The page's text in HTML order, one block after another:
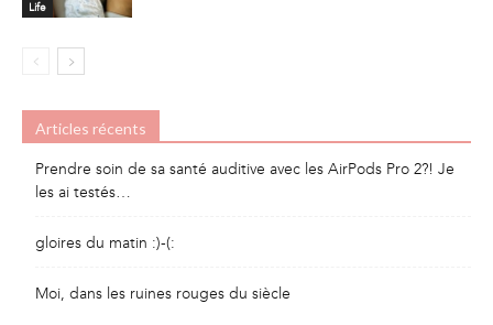
Life
Articles récents
Prendre soin de sa santé auditive avec les AirPods Pro 2?! Je
les ai testés…
gloires du matin :)-(:
Moi, dans les ruines rouges du siècle